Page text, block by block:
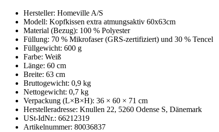
Hersteller: Homeville A/S
Modell: Kopfkissen extra atmungsaktiv 60x63cm
Material (Bezug): 100 % Polyester
Füllung: 70 % Mikrofaser (GRS-zertifiziert) und 30 % Tencel
Füllgewicht: 600 g
Farbe: Weiß
Länge: 60 cm
Breite: 63 cm
Bruttogewicht: 0,9 kg
Nettogewicht: 0,7 kg
Verpackung (L×B×H): 36 × 60 × 71 cm
Herstelleradresse: Knullen 22, 5260 Odense S, Dänemark
USt-IdNr.: 66212319
Artikelnummer: 80036837